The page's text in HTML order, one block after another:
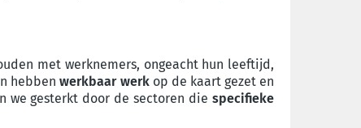
met werknemers, ongeacht hun leeftijd,
hebbenwerkbaar werkop de kaart gezet en
we gesterkt door de sectoren diespecifieke